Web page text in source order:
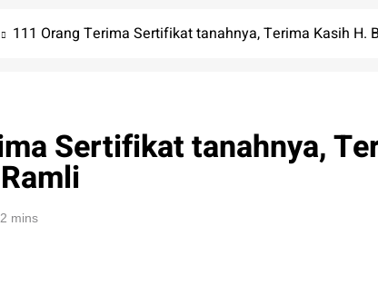
111 Orang Terima Sertifikat tanahnya, Terima Kasih H.
Sertifikat tanahnya,
2 mins